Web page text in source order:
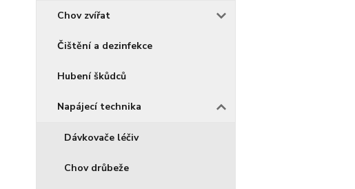
Chov zvířat
Čištění a dezinfekce
Hubení škůdců
Napájecí technika
Dávkovače léčiv
Chov drůbeže